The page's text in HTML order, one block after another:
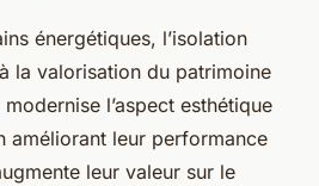
énergétiques, l’isolation
la valorisation du patrimoine
l’aspect esthétique
améliorant leur performance
leur valeur sur le